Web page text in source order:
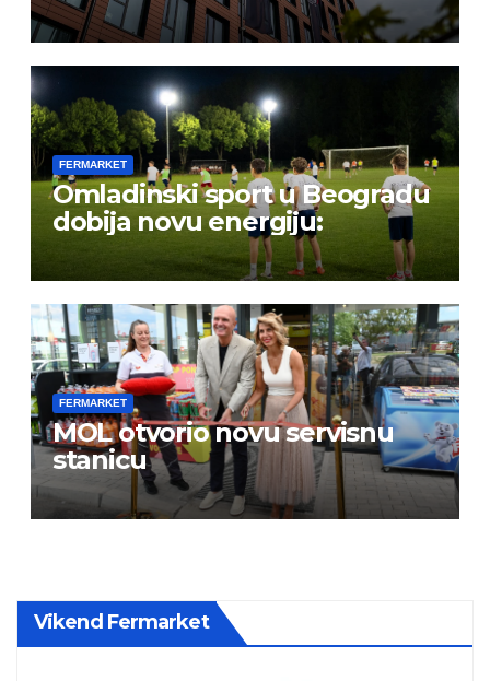
FERMARKET
Omladinski sport u Beogradu
dobija novu energiju:
FERMARKET
MOL otvorio novu servisnu
stanicu
Vikend Fermarket